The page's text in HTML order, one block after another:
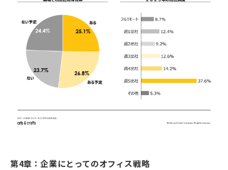
第4章：企業にとってのオフィス戦略